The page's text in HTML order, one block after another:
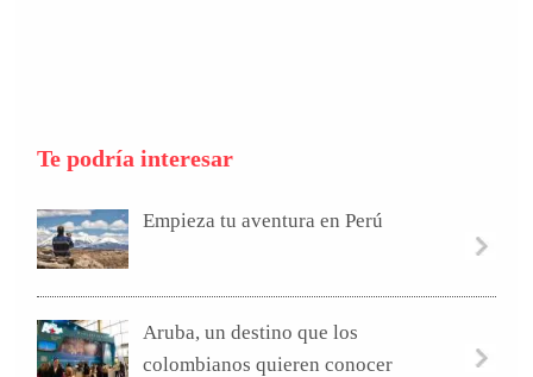
Te podría interesar
Empieza tu aventura en Perú
Aruba, un destino que los
colombianos quieren conocer